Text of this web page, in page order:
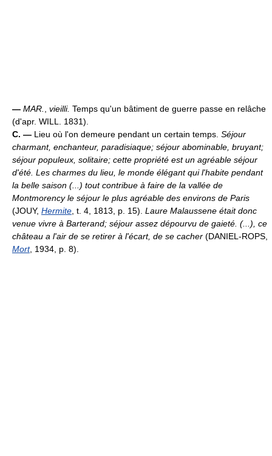
— MAR. vieilli. Temps qu'un bâtiment de guerre passe en relâche
(d'apr. WILL. 1831).
C. — Lieu où l'on demeure pendant un certain temps. Séjour
charmant, enchanteur, paradisiaque; séjour abominable, bruyant;
séjour populeux, solitaire; cette propriété est un agréable séjour
d'été. Les charmes du lieu, le monde élégant qui l'habite pendant
la belle saison (...) tout contribue à faire de la vallée de
Montmorency le séjour le plus agréable des environs de Paris
(JOUY, Hermite , t. 4, 1813, p. 15). Laure Malaussene était donc
venue vivre à Barterand; séjour assez dépourvu de gaieté. (...), ce
château a l'air de se retirer à l'écart, de se cacher (DANIEL-ROPS,
Mort, 1934, p. 8).